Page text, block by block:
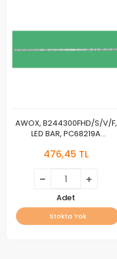
AWOX, B244300FHD/S/V/F,
LED BAR, PC68219A
T1-3030-2.1-FW-18-A1 2024-
476,45 TL
Adet
Stokta Yok